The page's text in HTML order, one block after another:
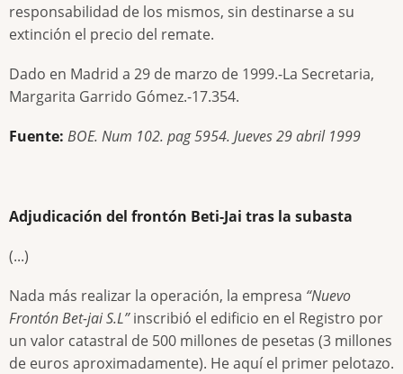
responsabilidad de los mismos, sin destinarse a su
extinción el precio del remate.
Dado en Madrid a 29 de marzo de 1999.-La Secretaria,
Margarita Garrido Gómez.-17.354.
Fuente: BOE. Num 102. pag 5954. Jueves 29 abril 1999
Adjudicación del frontón Beti-Jai tras la subasta
(...)
Nada más realizar la operación, la empresa “Nuevo
Frontón Bet-jai S.L”inscribió el edificio en el Registro por
un valor catastral de 500 millones de pesetas (3 millones
de euros aproximadamente). He aquí el primer pelotazo.